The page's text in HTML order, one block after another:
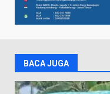
BACA JUGA